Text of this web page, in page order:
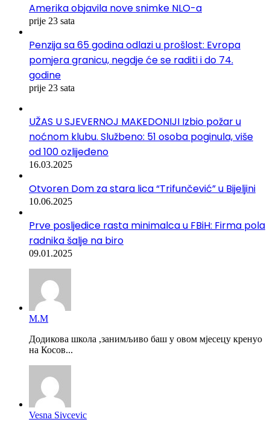
Amerika objavila nove snimke NLO-a
prije 23 sata
Penzija sa 65 godina odlazi u prošlost: Evropa
pomjera granicu, negdje će se raditi i do 74.
godine
prije 23 sata
UŽAS U SJEVERNOJ MAKEDONIJI Izbio požar u
noćnom klubu. Službeno: 51 osoba poginula, više
od 100 ozlijeđeno
16.03.2025
Otvoren Dom za stara lica “Trifunčević” u Bijeljini
10.06.2025
Prve posljedice rasta minimalca u FBiH: Firma pola
radnika šalje na biro
09.01.2025
М.М
Додикова школа ,занимљиво баш у овом мјесецу кренуо
на Косов...
Vesna Sivcevic